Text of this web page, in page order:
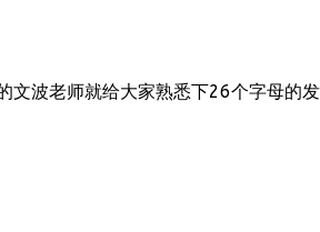
波老师就给大家熟悉下26个字母的发